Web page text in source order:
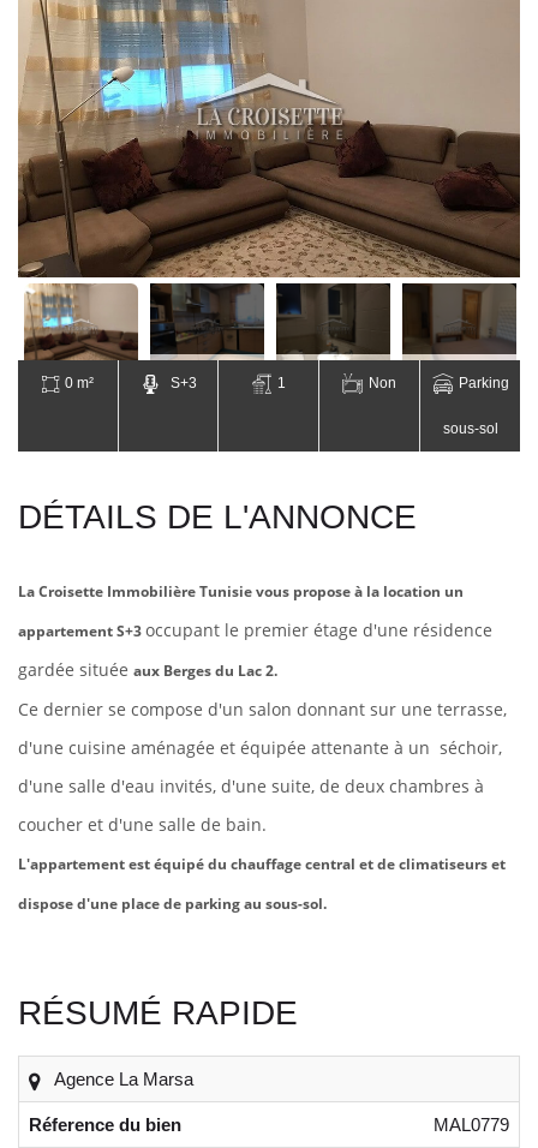
0 m² S+3 1 Non Parking
sous-sol
DÉTAILS DE L'ANNONCE
La Croisette Immobilière Tunisie vous propose à la location un
appartement S+3occupant le premier étage d'une résidence
gardée située aux Berges du Lac 2.
Ce dernier se compose d'un salon donnant sur une terrasse,
d'une cuisine aménagée et équipée attenante à un séchoir,
d'une salle d'eau invités, d'une suite, de deux chambres à
coucher et d'une salle de bain.
L'appartement est équipé du chauffage central et de climatiseurs et
dispose d'une place de parking au sous-sol.
RÉSUMÉ RAPIDE
Agence La Marsa
Réference du bien MAL0779